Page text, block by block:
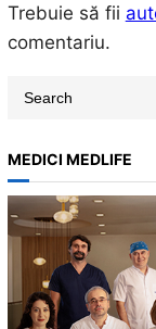
Trebuie să fii
comentariu.
r
c
h
MEDICI MEDLIFE